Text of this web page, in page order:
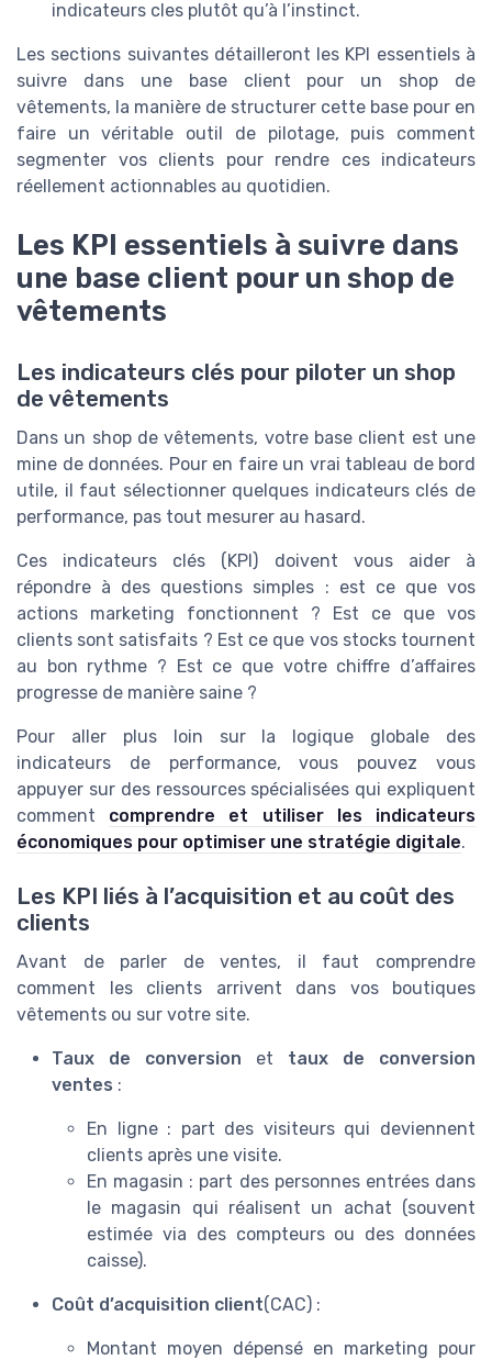
indicateurs cles plutôt qu’à l’instinct.
Les sections suivantes détailleront les KPI essentiels à
suivre dans une base client pour un shop de
vêtements, la manière de structurer cette base pour en
faire un véritable outil de pilotage, puis comment
segmenter vos clients pour rendre ces indicateurs
réellement actionnables au quotidien.
Les KPI essentiels à suivre dans
une base client pour un shop de
vêtements
Les indicateurs clés pour piloter un shop
de vêtements
Dans un shop de vêtements, votre base client est une
mine de données. Pour en faire un vrai tableau de bord
utile, il faut sélectionner quelques indicateurs clés de
performance, pas tout mesurer au hasard.
Ces indicateurs clés (KPI) doivent vous aider à
répondre à des questions simples : est ce que vos
actions marketing fonctionnent ? Est ce que vos
clients sont satisfaits ? Est ce que vos stocks tournent
au bon rythme ? Est ce que votre chiffre d’affaires
progresse de manière saine ?
Pour aller plus loin sur la logique globale des
indicateurs de performance, vous pouvez vous
appuyer sur des ressources spécialisées qui expliquent
comment comprendre et utiliser les indicateurs
économiques pour optimiser une stratégie digitale.
Les KPI liés à l’acquisition et au coût des
clients
Avant de parler de ventes, il faut comprendre
comment les clients arrivent dans vos boutiques
vêtements ou sur votre site.
Taux de conversion et taux de conversion
ventes :
En ligne : part des visiteurs qui deviennent
clients après une visite.
En magasin : part des personnes entrées dans
le magasin qui réalisent un achat (souvent
estimée via des compteurs ou des données
caisse).
Coût d’acquisition client(CAC) :
Montant moyen dépensé en marketing pour